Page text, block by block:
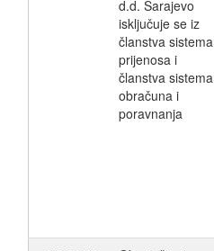
d.d. Sarajevo
isključuje se iz
članstva sistema
prijenosa i
članstva sistema
obračuna i
poravnanja